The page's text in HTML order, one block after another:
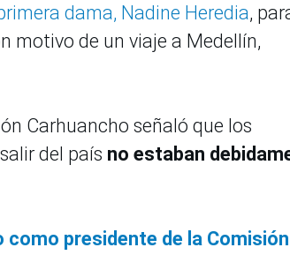
dama, Nadine Heredia,
motivo de un viaje a Medellín,
Carhuancho señaló que los
del país no estaban
como presidente de la